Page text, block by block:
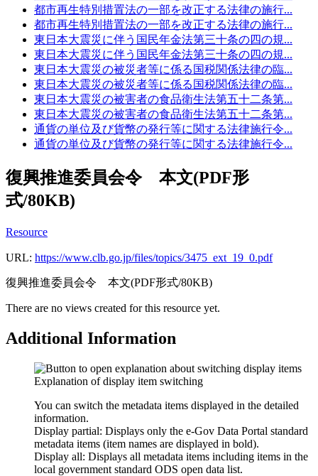
都市再生特別措置法の一部を改正する法律の施行...
都市再生特別措置法の一部を改正する法律の施行...
東日本大震災に伴う国民年金法第三十条の四の規...
東日本大震災に伴う国民年金法第三十条の四の規...
東日本大震災の被災者等に係る国税関係法律の臨...
東日本大震災の被災者等に係る国税関係法律の臨...
東日本大震災の被害者の食品衛生法第五十二条第...
東日本大震災の被害者の食品衛生法第五十二条第...
通貨の単位及び貨幣の発行等に関する法律施行令...
通貨の単位及び貨幣の発行等に関する法律施行令...
復興推進委員会令 本文(PDF形
式/80KB)
Resource
URL: https://www.clb.go.jp/files/topics/3475_ext_19_0.pdf
復興推進委員会令 本文(PDF形式/80KB)
There are no views created for this resource yet.
Additional Information
Explanation of display item switching
You can switch the metadata items displayed in the detailed
information.
Display partial: Displays only the e-Gov Data Portal standard
metadata items (item names are displayed in bold).
Display all: Displays all metadata items including items in the
local government standard ODS open data list.